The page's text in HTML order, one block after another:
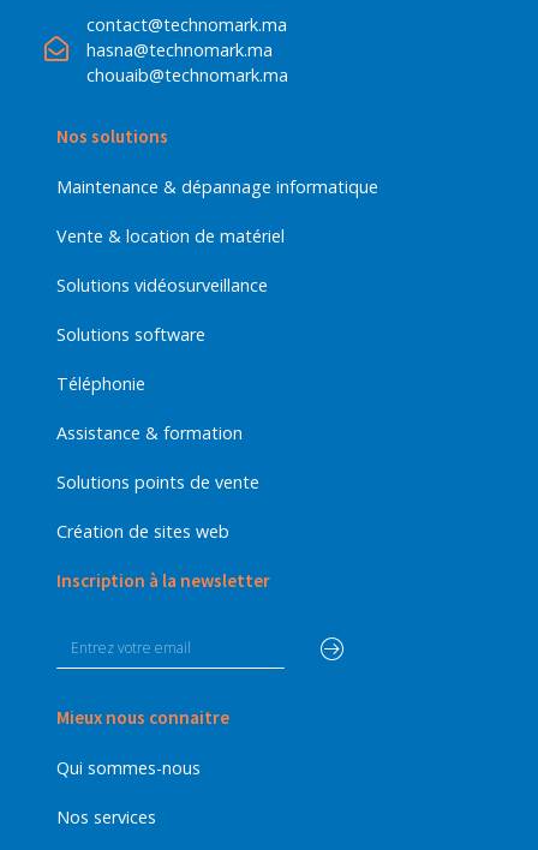
contact@technomark.ma
hasna@technomark.ma
chouaib@technomark.ma
Nos solutions
Maintenance & dépannage informatique
Vente & location de matériel
Solutions vidéosurveillance
Solutions software
Téléphonie
Assistance & formation
Solutions points de vente
Création de sites web
Inscription à la newsletter
Mieux nous connaitre
Qui sommes-nous
Nos services